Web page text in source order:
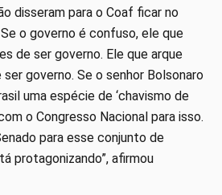
disseram para o Coaf ficar no
o governo é confuso, ele que
de ser governo. Ele que arque
governo. Se o senhor Bolsonaro
uma espécie de ‘chavismo de
o Congresso Nacional para isso.
para esse conjunto de
protagonizando”, afirmou